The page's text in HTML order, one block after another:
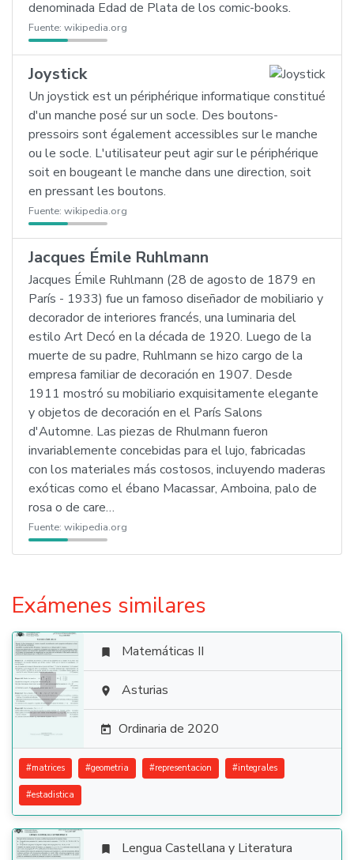
denominada Edad de Plata de los comic-books.
Fuente: wikipedia.org
Joystick
Un joystick est un périphérique informatique constitué
d'un manche posé sur un socle. Des boutons-
pressoirs sont également accessibles sur le manche
ou le socle. L'utilisateur peut agir sur le périphérique
soit en bougeant le manche dans une direction, soit
en pressant les boutons.
Fuente: wikipedia.org
Jacques Émile Ruhlmann
Jacques Émile Ruhlmann (28 de agosto de 1879 en
París - 1933) fue un famoso diseñador de mobiliario y
decorador de interiores francés, una luminaria del
estilo Art Decó en la década de 1920. Luego de la
muerte de su padre, Ruhlmann se hizo cargo de la
empresa familiar de decoración en 1907. Desde
1911 mostró su mobiliario exquisitamente elegante
y objetos de decoración en el París Salons
d'Automne. Las piezas de Rhulmann fueron
invariablemente concebidas para el lujo, fabricadas
con los materiales más costosos, incluyendo maderas
exóticas como el ébano Macassar, Amboina, palo de
rosa o de care…
Fuente: wikipedia.org
Exámenes similares

 Matemáticas II
 Asturias
 Ordinaria de 2020
#matrices #geometria #representacion #integrales
#estadistica
 Lengua Castellana y Literatura